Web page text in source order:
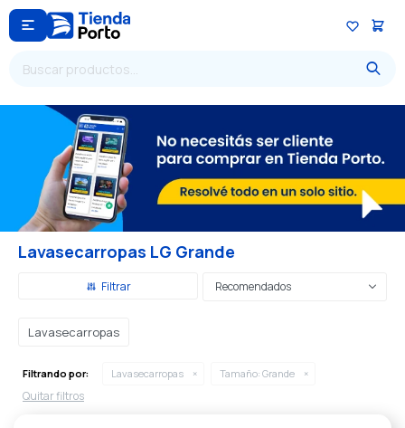

Lavasecarropas LG Grande
Recomendados
Lavasecarropas
Filtrando por: Lavasecarropas Tamaño: Grande
Quitar filtros